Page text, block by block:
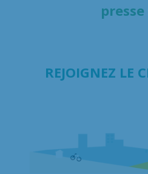
presse
REJOIGNEZ LE